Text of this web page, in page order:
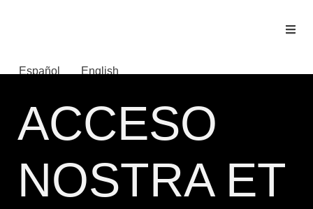
Español English
Acceso
ACCESO
NOSTRA ET